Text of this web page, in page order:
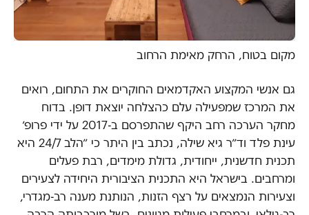
מקום בטוח, הרחק מאימת הרחוב
גם אנשי המקצוע האקדמאים החוקרים את התחום, רואים
את המרכז שמפעילה עלם כהצלחה יוצאת דופן. בדוח
מחקר הערכה רחב היקף שהתפרסם ב-2017 על ידי פרופ׳
עינת פלד וד״ר גיא שילה, נכתב בין היתר כי ״הלב 24/7 היא
תכנית חדשנית, ייחודית, גדולת מימדים, רבת פעלים
ומרחבים. בישראל היא התכנית הציבורית היחידה לצעירים
וצעירות הנמצאים על רצף הזנות, הנותנת מענה רב-מגדרי,